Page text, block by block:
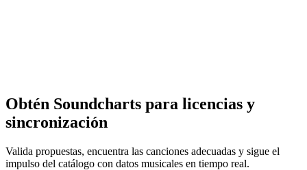
Obtén Soundcharts para licencias y
sincronización
Valida propuestas, encuentra las canciones adecuadas y sigue el
impulso del catálogo con datos musicales en tiempo real.